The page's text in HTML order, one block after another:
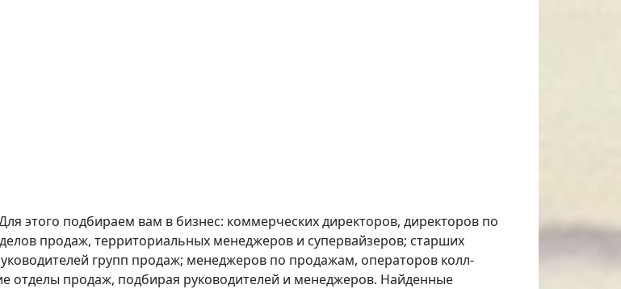
подбираем вам в бизнес: коммерческих директоров, директоров по
продаж, территориальных менеджеров и супервайзеров; старших
групп продаж; менеджеров по продажам, операторов колл-
продаж, подбирая руководителей и менеджеров. Найденные